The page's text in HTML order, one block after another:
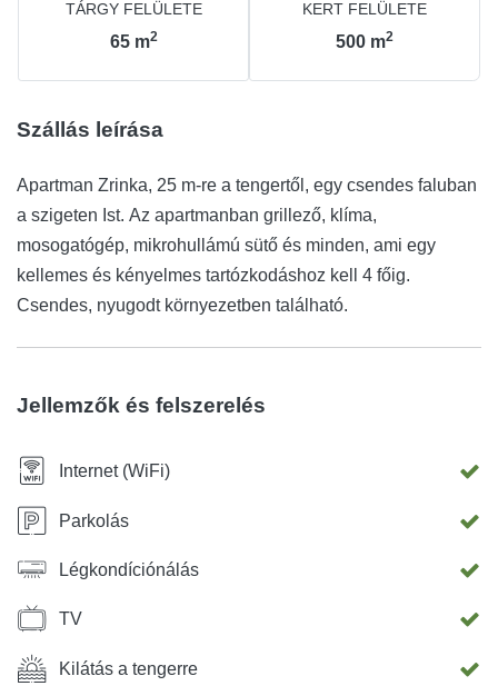
TÁRGY FELÜLETE
65 m2
KERT FELÜLETE
500 m2
Szállás leírása
Apartman Zrinka, 25 m-re a tengertől, egy csendes faluban
a szigeten Ist. Az apartmanban grillező, klíma,
mosogatógép, mikrohullámú sütő és minden, ami egy
kellemes és kényelmes tartózkodáshoz kell 4 főig.
Csendes, nyugodt környezetben található.
Jellemzők és felszerelés
Internet (WiFi)
Parkolás
Légkondíciónálás
TV
Kilátás a tengerre